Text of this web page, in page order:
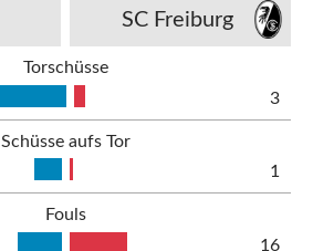
SC Freiburg
Torschüsse
3
Schüsse aufs Tor
1
Fouls
16